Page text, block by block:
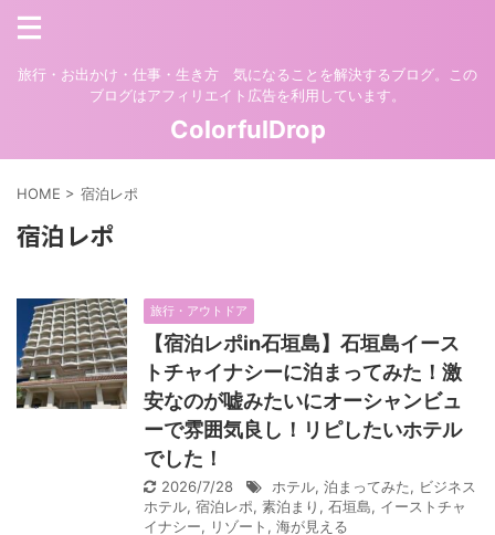
旅行・お出かけ・仕事・生き方 気になることを解決するブログ。この
ブログはアフィリエイト広告を利用しています。
ColorfulDrop
HOME > 宿泊レポ
宿泊レポ
旅行・アウトドア
【宿泊レポin石垣島】石垣島イース
トチャイナシーに泊まってみた！激
安なのが嘘みたいにオーシャンビュ
ーで雰囲気良し！リピしたいホテル
でした！
2026/7/28 ホテル, 泊まってみた, ビジネス
ホテル, 宿泊レポ, 素泊まり , 石垣島, イーストチャ
イナシー, リゾート , 海が見える